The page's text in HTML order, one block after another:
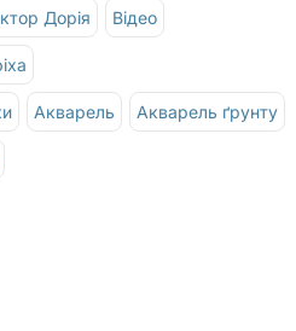
Дорія Відео
Акварель Акварель ґрунту